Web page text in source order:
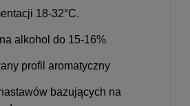
18-32°C.
alkohol do 15-16%
profil aromatyczny
bazujących na